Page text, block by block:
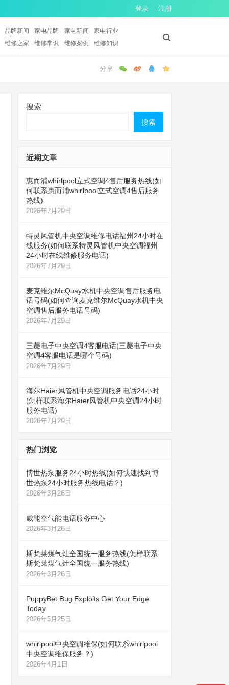
登录 注册
品牌新闻 家电品牌 家电新闻
家电行业
维修之家 维修常识 维修案例 维修知识
搜索
搜索
近期文章
惠而浦whirlpool立式空调4售后服务热线(如
何联系惠而浦whirlpool立式空调4售后服务
热线)
2026年7月29日
特灵风管机中央空调维修电话福州24小时在
线服务(如何联系特灵风管机中央空调福州
24小时在线维修服务电话)
2026年7月29日
麦克维尔McQuay水机中央空调售后服务电
话号码(如何查询麦克维尔McQuay水机中央
空调售后服务电话号码)
2026年7月29日
三菱电子中央空调4客服电话(三菱电子中央
空调4客服电话是哪个号码)
2026年7月29日
海尔Haier风管机中央空调服务电话24小时
(怎样联系海尔Haier风管机中央空调24小时
服务电话)
2026年7月29日
热门浏览
博世热泵服务24小时热线(如何快速找到博
世热泵24小时服务热线电话？)
2026年3月26日
威能空气能电话服务中心
2026年3月26日
斯梵莱煤气灶全国统一服务热线(怎样联系
斯梵莱煤气灶全国统一服务热线)
2026年3月26日
PuppyBet Bug Exploits Get Your Edge
Today
2026年5月25日
whirlpool中央空调维保(如何联系whirlpool
中央空调维保服务？)
2026年4月1日